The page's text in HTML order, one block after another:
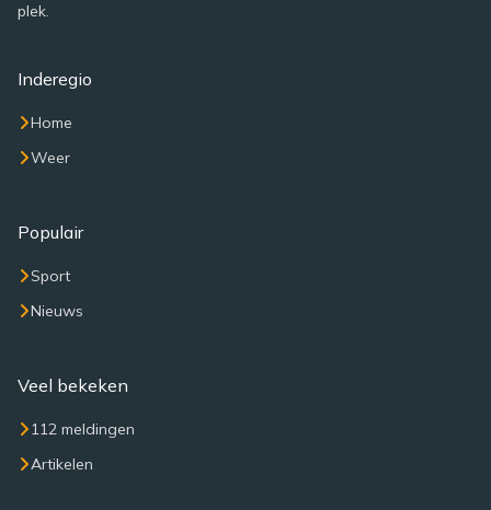
plek.
Inderegio
Home
Weer
Populair
Sport
Nieuws
Veel bekeken
112 meldingen
Artikelen